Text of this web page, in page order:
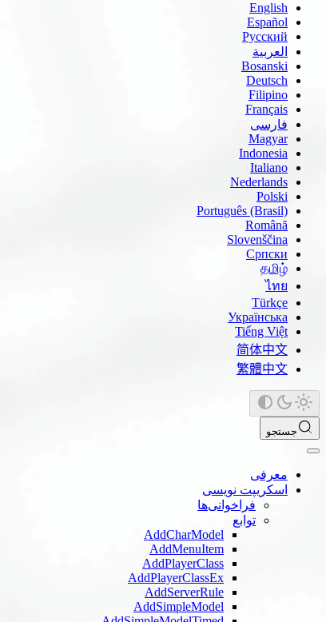
English
Español
Русский
العربية
Bosanski
Deutsch
Filipino
Français
فارسی
Magyar
Indonesia
Italiano
Nederlands
Polski
Português (Brasil)
Română
Slovenščina
Српски
தமிழ்
ไทย
Türkçe
Українська
Tiếng Việt
简体中文
繁體中文
جستجو
معرفی
اسکریپت نویسی
فراخوانی‌ها
توابع
AddCharModel
AddMenuItem
AddPlayerClass
AddPlayerClassEx
AddServerRule
AddSimpleModel